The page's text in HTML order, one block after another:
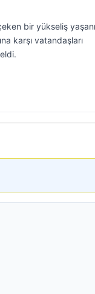
bir yükseliş
karşı vatandaşları